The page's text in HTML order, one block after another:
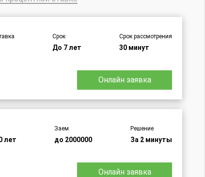
Срок
До 7 лет
Срок рассмотрения
30 минут
Онлайн заявка
лет
Заем
до 2000000
Решение
За 2 минуты
Онлайн заявка